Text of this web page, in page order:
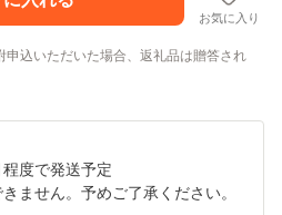
お気に入り
申込いただいた場合、返礼品は贈答され
度で発送予定
ません。予めご了承ください。